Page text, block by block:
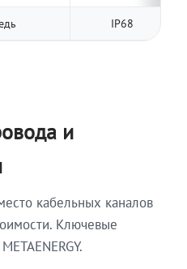
IP68
и
кабельных каналов
Ключевые